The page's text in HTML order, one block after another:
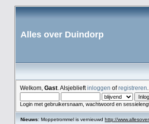
Alles over Duindorp
Welkom, Gast . Alsjeblieftinloggen ofregistreren
Login met gebruikersnaam, wachtwoord en
Nieuws: Moppetrommel is vernieuwd http://